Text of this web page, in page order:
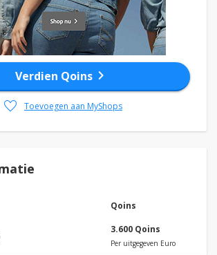
Verdien Qoins chevron_right
favorite
Toevoegen aan MyShops
Qoins
3.600 Qoins
Per uitgegeven Euro